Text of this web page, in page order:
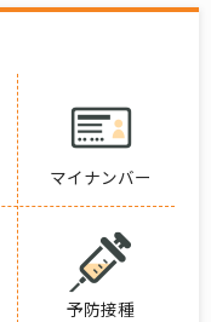
マイナンバー
予防接種